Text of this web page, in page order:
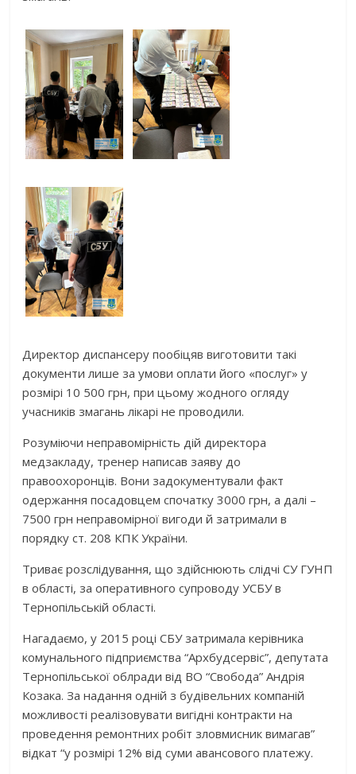
Директор диспансеру пообіцяв виготовити такі
документи лише за умови оплати його «послуг» у
розмірі 10 500 грн, при цьому жодного огляду
учасників змагань лікарі не проводили.
Розуміючи неправомірність дій директора
медзакладу, тренер написав заяву до
правоохоронців. Вони задокументували факт
одержання посадовцем спочатку 3000 грн, а далі –
7500 грн неправомірної вигоди й затримали в
порядку ст. 208 КПК України.
Триває розслідування, що здійснюють слідчі СУ ГУНП
в області, за оперативного супроводу УСБУ в
Тернопільській області.
Нагадаємо, у 2015 році СБУ затримала керівника
комунального підприємства “Архбудсервіс”, депутата
Тернопільської облради від ВО “Свобода” Андрія
Козака. За надання одній з будівельних компаній
можливості реалізовувати вигідні контракти на
проведення ремонтних робіт зловмисник вимагав”
відкат “у розмірі 12% від суми авансового платежу.